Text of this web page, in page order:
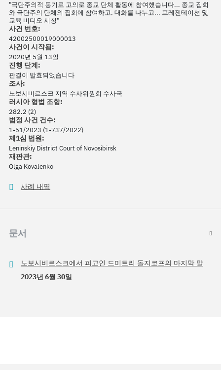
"극단주의적 동기로 고의로 종교 단체 활동에 참여했습니다... 종교 집회
와 극단주의 단체의 집회에 참여하고, 대화를 나누고... 프레젠테이션 및
교육 비디오 시청"
사건 번호:
42002500019000013
사건이 시작됨:
2020년 5월 13일
진행 단계:
판결이 발효되었습니다
조사:
노보시비르스크 지역 수사위원회 수사국
러시아 형법 조항:
282.2 (2)
법정 사건 건수:
1-51/2023 (1-737/2022)
제1심 법원:
Leninskiy District Court of Novosibirsk
재판관:
Olga Kovalenko
사례 내역
문서
노보시비르스크에서 피고인 드미트리 돌지코프의 마지막 말
2023년 6월 30일